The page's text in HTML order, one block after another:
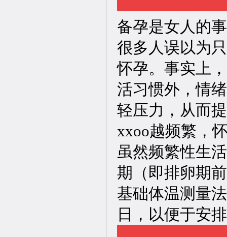
备孕是女人的
很多人误以为
怀孕。事实上
活习惯外，情
轻压力，从而
xxoo越频繁，
虽然频繁性生
期（即排卵期
基础体温测量
日，以便于安